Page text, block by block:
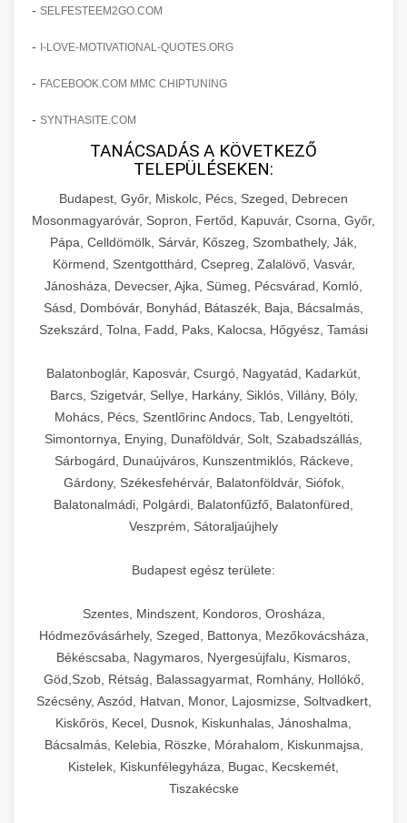
amelyek valós eredményeket hoznak.
szonyegtisztito.net
marketing stratégiai tervrajz
útjáról, bemutatva az utat a küzdő praxistól a
virágzó vállalkozásig 150%-os növekedéssel.
klinika átalakulási történet
Érdeklődés 150%-os Fokozása
Technikák és módszerek a páciensek
érdeklődésének és elkötelezettségének drámai
növeléséhez. Egy 150%-os fellendülési
esettanulmány gyakorlati betekintésekkel.
weboldal-keszites.co
elkötelezettség erősítési módszerek
🎮 19. AI Google Ads és Meta
Kampány Kezelés
Fejlett AI-alapú Google Ads és Meta hirdetési
kampánykezelés. Optimalizálja hirdetési
költségvetését gépi tanulással és
automatizálással.
aikampany.hu AI hirdetési automatizálás
🍞 20. Ipari Dagasztógép +
Professzionális ipari dagasztógépek és
tésztakeverő gépek pékségek és kereskedelmi
konyhák számára. Masszív konstrukció
megbízható teljesítményhez.
chef-iparikonyhagepek.hu
kereskedelmi tésztakeverő
🔪 21. Ipari Szeletelőgép +
Ipari hús- és sajtszeletelő gépek professzionális
élelmiszer-előkészítéshez. Precíziós vágás
állítható vastagság beállítással.
chef-iparikonyhagepek.hu
professzionális élelmiszer szeletelő
📦 22. Vákuumozó Gép +
Kereskedelmi vákuumcsomagoló berendezések
élelmiszerek tartósításához. Hosszabbítsa a
szavatossági időt és tartsa meg a termék
frissességét.
🎁 23. Vákuumfóliázó Gép +
Ipari vákuumfóliázó gépek professzionális
Hatékony lezárási és tartósítási megoldások.
chef-iparikonyhagepek.hu
kereskedelmi csomagoló gép
professzionális konyhák számára. Nagy
kapacitású sütő- és főzőberendezés precíz
hőmérséklet-szabályozással.
chef-iparikonyhagepek.hu
kereskedelmi sütősütő
❄️ 25. Ipari Hűtőszekrény +
Professzionális hűtőegységek és hűtőkamrák
kereskedelmi konyhák számára.
Energiahatékony hűtési megoldások nagy
kapacitással.
chef-iparikonyhagepek.hu
💧 26. Ipari Mosogatógép +
Kereskedelmi mosogatóberendezések nagy
forgalmú éttermi műveletekhez. Gyors tisztítási
ciklusok fertőtlenítési képességekkel.
🧀 27. Ipari Sajtreszelő Gép +
- SELFESTEEM2GO.COM
- I-LOVE-MOTIVATIONAL-QUOTES.ORG
- FACEBOOK.COM MMC CHIPTUNING
- SYNTHASITE.COM
TANÁCSADÁS A KÖVETKEZŐ
TELEPÜLÉSEKEN:
Budapest, Győr, Miskolc, Pécs, Szeged, Debrecen
Mosonmagyaróvár, Sopron, Fertőd, Kapuvár, Csorna, Győr,
Pápa, Celldömölk, Sárvár, Kőszeg, Szombathely, Ják,
Körmend, Szentgotthárd, Csepreg, Zalalövő, Vasvár,
Jánosháza, Devecser, Ajka, Sümeg, Pécsvárad, Komló,
Sásd, Dombóvár, Bonyhád, Bátaszék, Baja, Bácsalmás,
Szekszárd, Tolna, Fadd, Paks, Kalocsa, Hőgyész, Tamási
Balatonboglár, Kaposvár, Csurgó, Nagyatád, Kadarkút,
Barcs, Szigetvár, Sellye, Harkány, Siklós, Villány, Bóly,
Mohács, Pécs, Szentlőrinc Andocs, Tab, Lengyeltóti,
Simontornya, Enying, Dunaföldvár, Solt, Szabadszállás,
Sárbogárd, Dunaújváros, Kunszentmiklós, Ráckeve,
Gárdony, Székesfehérvár, Balatonföldvár, Siófok,
Balatonalmádi, Polgárdi, Balatonfűzfő, Balatonfüred,
Veszprém, Sátoraljaújhely
Budapest egész területe:
Szentes, Mindszent, Kondoros, Orosháza,
Hódmezővásárhely, Szeged, Battonya, Mezőkovácsháza,
Békéscsaba, Nagymaros, Nyergesújfalu, Kismaros,
Göd,Szob, Rétság, Balassagyarmat, Romhány, Hollókő,
Szécsény, Aszód, Hatvan, Monor, Lajosmizse, Soltvadkert,
Kiskőrös, Kecel, Dusnok, Kiskunhalas, Jánoshalma,
Bácsalmás, Kelebia, Röszke, Mórahalom, Kiskunmajsa,
Kistelek, Kiskunfélegyháza, Bugac, Kecskemét,
Tiszakécske